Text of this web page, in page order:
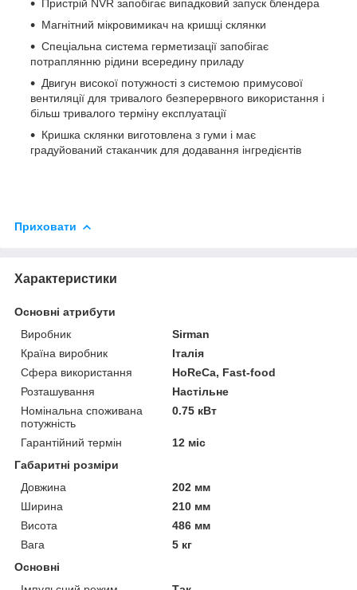
Пристрій NVR запобігає випадковий запуск блендера
Магнітний мікровимикач на кришці склянки
Спеціальна система герметизації запобігає
потраплянню рідини всередину приладу
Двигун високої потужності з системою примусової
вентиляції для тривалого безперервного використання і
більш тривалого терміну експлуатації
Кришка склянки виготовлена з гуми і має
градуйований стаканчик для додавання інгредієнтів
Приховати
Характеристики
Основні атрибути
Виробник
Sirman
Країна виробник
Італія
Сфера використання
HoReCa, Fast-food
Розташування
Настільне
Номінальна споживана
потужність
0.75 кВт
Гарантійний термін
12 міс
Габаритні розміри
Довжина
202 мм
Ширина
210 мм
Висота
486 мм
Вага
5 кг
Основні